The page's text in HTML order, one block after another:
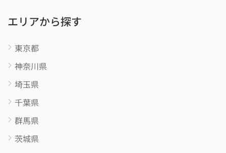
エリアから探す
東京都
神奈川県
埼玉県
千葉県
群馬県
茨城県